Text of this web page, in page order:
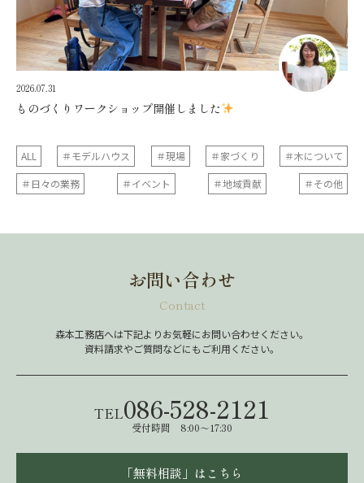
2026.07.31
ものづくりワークショップ開催しました
ALL ＃モデルハウス ＃現場 ＃家づくり
＃木について
＃日々の業務
＃イベント ＃地域貢献 ＃その他
お問い合わせ
Contact
森本工務店へは下記よりお気軽にお問い合わせください。
資料請求やご質問などにもご利用ください。
TEL086-528-2121
受付時間 8:00～17:30
「無料相談」はこちら